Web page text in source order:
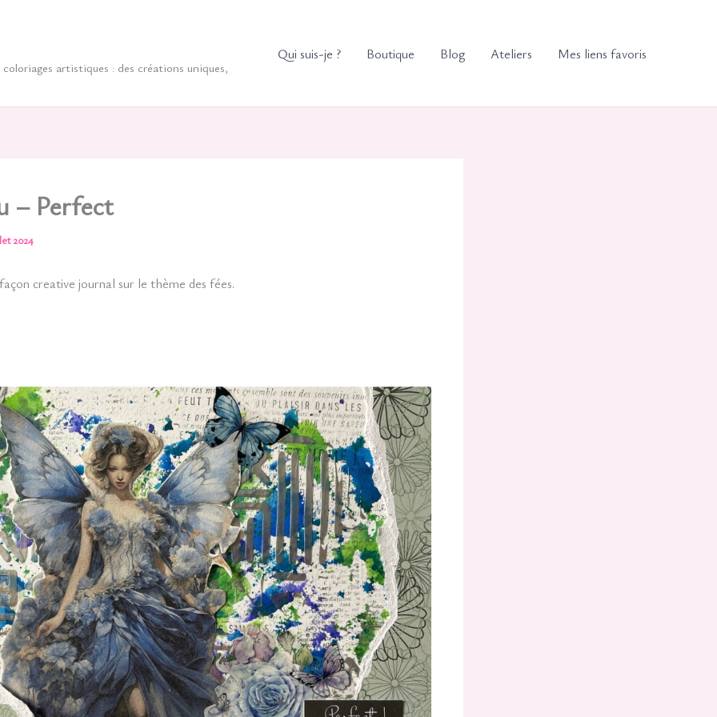
artistiques : des créations uniques,
Qui suis-je ? Boutique Blog Ateliers Mes liens favoris
– Perfect
2024
creative journal sur le thème des fées.